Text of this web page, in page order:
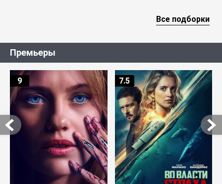
Все подборки
Премьеры
9 7.5